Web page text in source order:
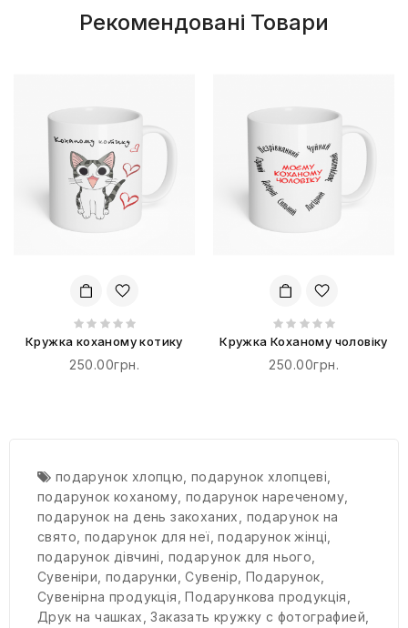
Рекомендовані Товари
Кружка коханому котику
250.00грн.
Кружка Коханому чоловіку
250.00грн.
подарунок хлопцю,подарунок хлопцеві,
подарунок коханому,подарунок нареченому,
подарунок на день закоханих, подарунок на
свято, подарунок для неї,подарунок жінці,
подарунок дівчині, подарунок для нього,
Сувеніри,подарунки,Сувенір,Подарунок,
Сувенірна продукція,Подарункова продукція,
Друк на чашках,Заказать кружку с фотографией,